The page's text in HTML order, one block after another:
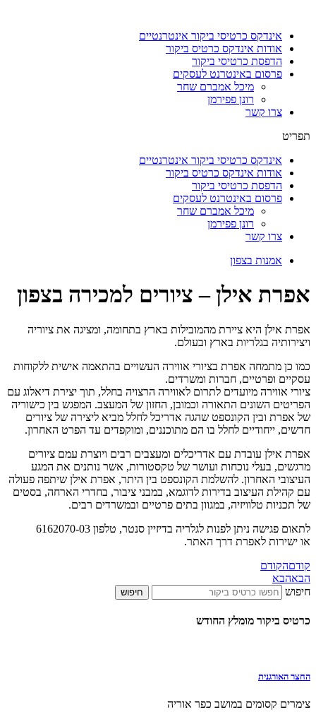
אינדקס כרטיסי ביקור אינטרנטיים
אודות אינדקס כרטיס ביקור
הדפסת כרטיסי ביקור
פרסום באינטרנט לעסקים
מיכל אמברם שחר
רונן פפירמן
צרו קשר
תפריט
אינדקס כרטיסי ביקור אינטרנטיים
אודות אינדקס כרטיס ביקור
הדפסת כרטיסי ביקור
פרסום באינטרנט לעסקים
מיכל אמברם שחר
רונן פפירמן
צרו קשר
אמנות בצפון
אפרת אילן – ציורים למכירה בצפון
אפרת אילן היא ציירת מהמובילות בארץ בתחומה, ומציגה את ציוריה
ויצירותיה בגלריות בארץ ובעולם.
כמו כן מתמחה אפרת בציורי אווירה העשויים בהתאמה אישית ללקוחות
עסקיים ופרטיים, חברות ומשרדים.
ציורי אווירה מיועדים לתרום לאווירה הרצויה בחלל, תוך יצירת דיאלוג עם
הפריטים השונים התאורה וכמובן, החזון של המעצב. המפגש בין כישוריה
של אפרת ובין הקונספט שהגה אדריכל לחלל מביא ליצירה של ציורים
חדשים, ייחודיים לחלל בו הם מתוכננים, ומוקפדים עד הפרט האחרון.
אפרת אילן עובדת עם אדריכלים ומעצבים רבים ויוצרת עמם ציורים
מרגשים, בעלי נוכחות ועושר של טקסטורות, אשר נותנים את המגע
העיצובי האחרון. להשלמת הקונספט בין היתר, אפרת אילן שיתפה פעולה
עם קהילת העיצוב בדירות לדוגמא, במבני ציבור, בחדרי הארחה, בסטים
של תכניות טלוויזיה, במגוון בתים פרטיים ובמשרדים רבים.
לתאום פגישה ניתן לפנות לגלריה בדיזיין סנטר, טלפון 6162070-03
או ישירות לאפרת דרך האתר.
קודםהקודם
הבאהבא
חיפוש
חיפוש
כרטיס ביקור מומלץ החודש
החצר האורגנית
צימרים קסומים במושב כפר אוריה